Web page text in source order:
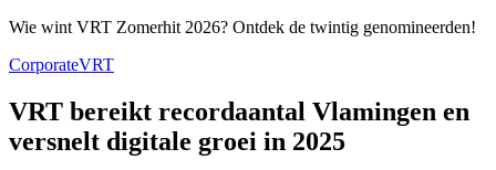
Wie wint VRT Zomerhit 2026? Ontdek de twintig genomineerden!
CorporateVRT
VRT bereikt recordaantal Vlamingen en
versnelt digitale groei in 2025